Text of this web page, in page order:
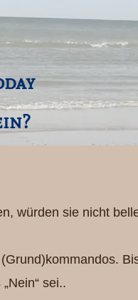
würden sie nicht
sei..